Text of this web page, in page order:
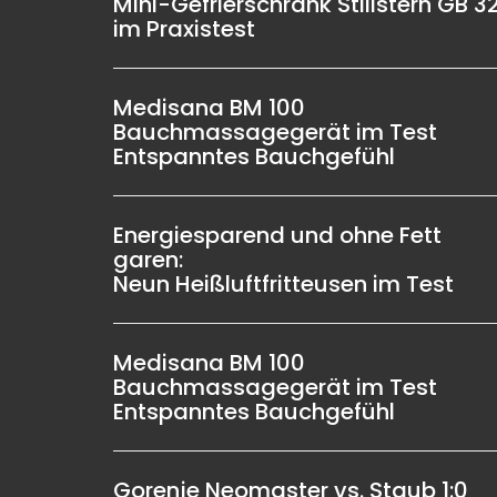
im Praxistest
Medisana BM 100
Bauchmassagegerät im Test
Entspanntes Bauchgefühl
Energiesparend und ohne Fett
garen:
Neun Heißluftfritteusen im Test
Medisana BM 100
Bauchmassagegerät im Test
Entspanntes Bauchgefühl
Gorenje Neomaster vs. Staub 1:0